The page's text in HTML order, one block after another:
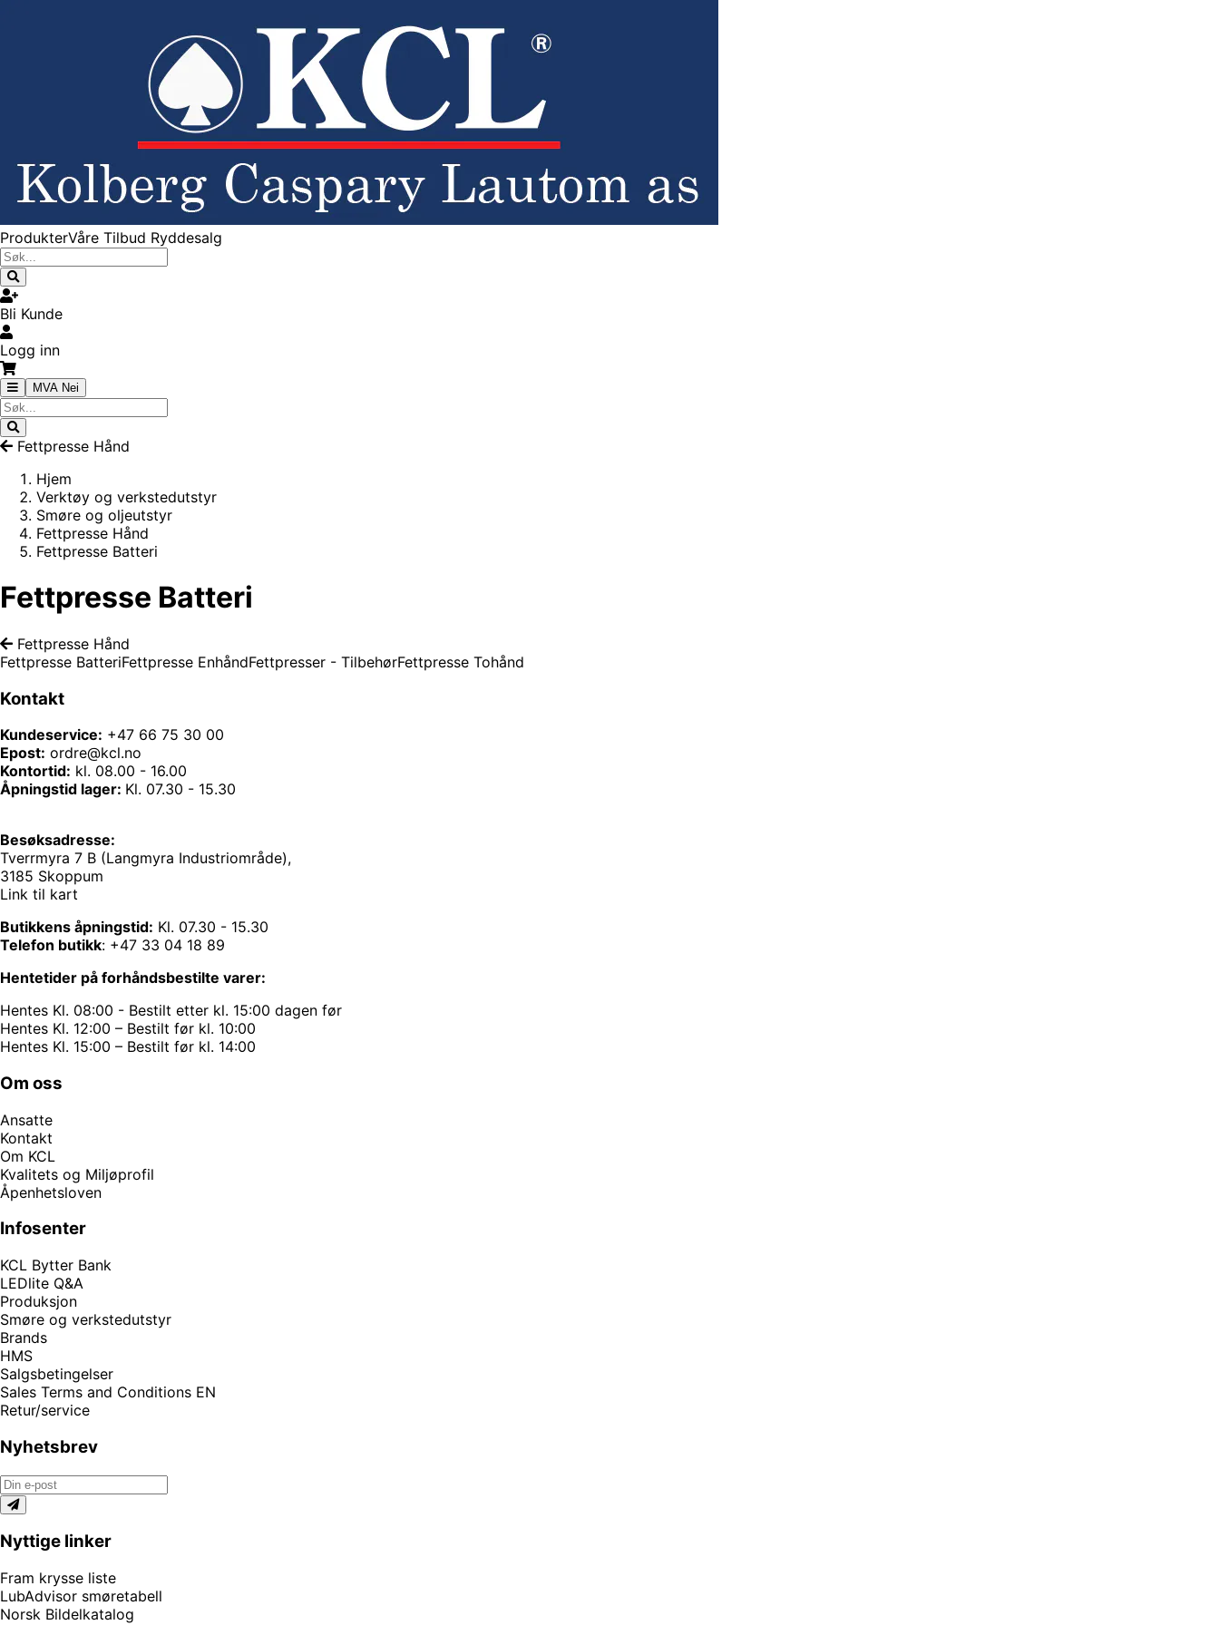
ProdukterVåre Tilbud Ryddesalg
Bli Kunde
Logg inn
MVA Nei
Fettpresse Hånd
Hjem
Verktøy og verkstedutstyr
Smøre og oljeutstyr
Fettpresse Hånd
Fettpresse Batteri
Fettpresse Batteri
Fettpresse Hånd
Fettpresse BatteriFettpresse EnhåndFettpresser - TilbehørFettpresse Tohånd
Kontakt
Kundeservice: +47 66 75 30 00
Epost: ordre@kcl.no
Kontortid: kl. 08.00 - 16.00
Åpningstid lager: Kl. 07.30 - 15.30
Besøksadresse:
Tverrmyra 7 B (Langmyra Industriområde),
3185 Skoppum
Link til kart
Butikkens åpningstid: Kl. 07.30 - 15.30
Telefon butikk: +47 33 04 18 89
Hentetider på forhåndsbestilte varer:
Hentes Kl. 08:00 - Bestilt etter kl. 15:00 dagen før
Hentes Kl. 12:00 – Bestilt før kl. 10:00
Hentes Kl. 15:00 – Bestilt før kl. 14:00
Om oss
Ansatte
Kontakt
Om KCL
Kvalitets og Miljøprofil
Åpenhetsloven
Infosenter
KCL Bytter Bank
LEDlite Q&A
Produksjon
Smøre og verkstedutstyr
Brands
HMS
Salgsbetingelser
Sales Terms and Conditions EN
Retur/service
Nyhetsbrev
Nyttige linker
Fram krysse liste
LubAdvisor smøretabell
Norsk Bildelkatalog